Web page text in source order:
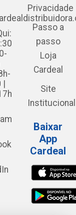
Privacidade
Passo a
passo
Loja
Cardeal
Site
Institucional
Baixar
App
Cardeal